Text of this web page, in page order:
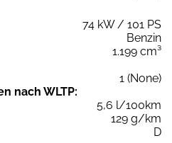
74 kW / 101 PS
Benzin
1.199 cm³
1 (None)
nach WLTP:
5,6 l/100km
129 g/km
D